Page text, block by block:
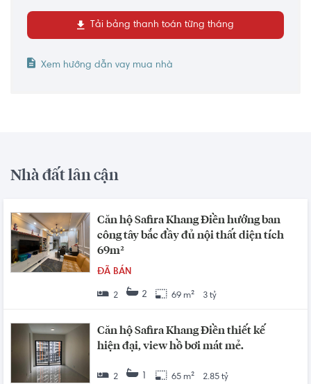
Tải bảng thanh toán từng tháng
Xem hướng dẫn vay mua nhà
Nhà đất lân cận
Căn hộ Safira Khang Điền hướng ban
công tây bắc đầy đủ nội thất diện tích
69m²
ĐÃ BÁN
2 2 69 m² 3 tỷ
Căn hộ Safira Khang Điền thiết kế
hiện đại, view hồ bơi mát mẻ.
2 1 65 m² 2.85 tỷ